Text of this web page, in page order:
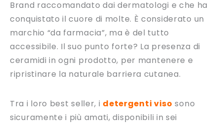
Brand raccomandato dai dermatologi e che ha
conquistato il cuore di molte. È considerato un
marchio “da farmacia”, ma è del tutto
accessibile. Il suo punto forte? La presenza di
ceramidi in ogni prodotto, per mantenere e
ripristinare la naturale barriera cutanea.
Tra i loro best seller, i detergenti viso sono
sicuramente i più amati, disponibili in sei